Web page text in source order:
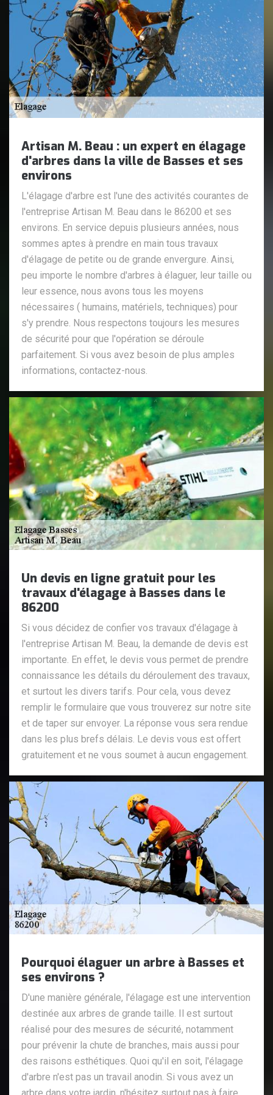
Artisan M. Beau : un expert en élagage
d'arbres dans la ville de Basses et ses
environs
L'élagage d'arbre est l'une des activités courantes de
l'entreprise Artisan M. Beau dans le 86200 et ses
environs. En service depuis plusieurs années, nous
sommes aptes à prendre en main tous travaux
d'élagage de petite ou de grande envergure. Ainsi,
peu importe le nombre d'arbres à élaguer, leur taille ou
leur essence, nous avons tous les moyens
nécessaires ( humains, matériels, techniques) pour
s'y prendre. Nous respectons toujours les mesures
de sécurité pour que l'opération se déroule
parfaitement. Si vous avez besoin de plus amples
informations, contactez-nous.
Un devis en ligne gratuit pour les
travaux d'élagage à Basses dans le
86200
Si vous décidez de confier vos travaux d'élagage à
l'entreprise Artisan M. Beau, la demande de devis est
importante. En effet, le devis vous permet de prendre
connaissance les détails du déroulement des travaux,
et surtout les divers tarifs. Pour cela, vous devez
remplir le formulaire que vous trouverez sur notre site
et de taper sur envoyer. La réponse vous sera rendue
dans les plus brefs délais. Le devis vous est offert
gratuitement et ne vous soumet à aucun engagement.
Pourquoi élaguer un arbre à Basses et
ses environs ?
D'une manière générale, l'élagage est une intervention
destinée aux arbres de grande taille. Il est surtout
réalisé pour des mesures de sécurité, notamment
pour prévenir la chute de branches, mais aussi pour
des raisons esthétiques. Quoi qu'il en soit, l'élagage
d'arbre n'est pas un travail anodin. Si vous avez un